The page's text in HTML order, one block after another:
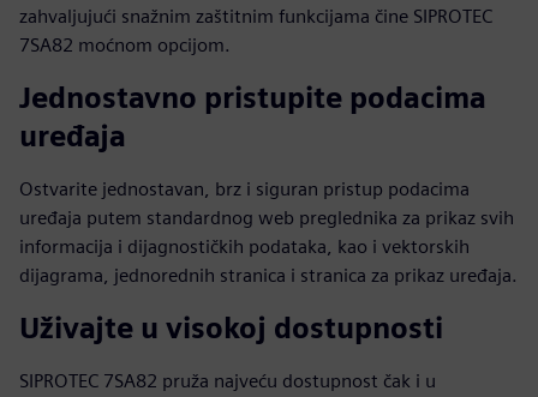
zahvaljujući snažnim zaštitnim funkcijama čine SIPROTEC
7SA82 moćnom opcijom.
Jednostavno pristupite podacima
uređaja
Ostvarite jednostavan, brz i siguran pristup podacima
uređaja putem standardnog web preglednika za prikaz svih
informacija i dijagnostičkih podataka, kao i vektorskih
dijagrama, jednorednih stranica i stranica za prikaz uređaja.
Uživajte u visokoj dostupnosti
SIPROTEC 7SA82 pruža najveću dostupnost čak i u